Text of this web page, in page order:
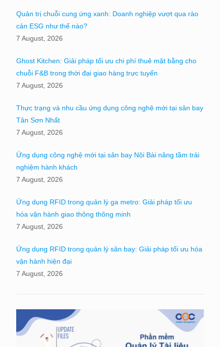
Quản trị chuỗi cung ứng xanh: Doanh nghiệp vượt qua rào
cản ESG như thế nào?
7 August, 2026
Ghost Kitchen: Giải pháp tối ưu chi phí thuê mặt bằng cho
chuỗi F&B trong thời đại giao hàng trực tuyến
7 August, 2026
Thực trạng và nhu cầu ứng dụng công nghệ mới tại sân bay
Tân Sơn Nhất
7 August, 2026
Ứng dụng công nghệ mới tại sân bay Nội Bài nâng tầm trải
nghiệm hành khách
7 August, 2026
Ứng dụng RFID trong quản lý ga metro: Giải pháp tối ưu
hóa vận hành giao thông thông minh
7 August, 2026
Ứng dụng RFID trong quản lý sân bay: Giải pháp tối ưu hóa
vận hành hiện đại
7 August, 2026